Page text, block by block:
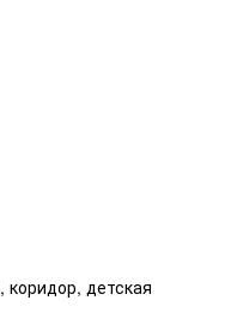
, коридор, детская